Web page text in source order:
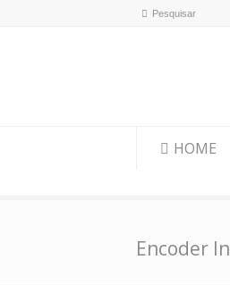
HOME
Encoder